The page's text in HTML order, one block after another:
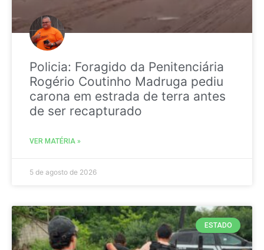
Policia: Foragido da Penitenciária
Rogério Coutinho Madruga pediu
carona em estrada de terra antes
de ser recapturado
VER MATÉRIA »
5 de agosto de 2026
ESTADO